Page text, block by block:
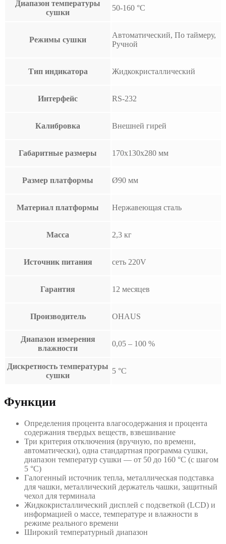
Диапазон температуры
сушки
50-160 °С
Режимы сушки
Автоматический, По таймеру,
Ручной
Тип индикатора Жидкокристаллический
Интерфейс RS-232
Калибровка Внешней гирей
Габаритные размеры 170х130х280 мм
Размер платформы Ø90 мм
Материал платформы Нержавеющая сталь
Масса 2,3 кг
Источник питания сеть 220V
Гарантия 12 месяцев
Производитель OHAUS
Диапазон измерения
влажности
0,05 – 100 %
Дискретность температуры
сушки
5 °С
Функции
Определения процента влагосодержания и процента
содержания твердых веществ, взвешивание
Три критерия отключения (вручную, по времени,
автоматически), одна стандартная программа сушки,
диапазон температур сушки — от 50 до 160 °C (с шагом
5 °C)
Галогенный источник тепла, металлическая подставка
для чашки, металлический держатель чашки, защитный
чехол для терминала
Жидкокристаллический дисплей с подсветкой (LCD) и
информацией о массе, температуре и влажности в
режиме реального времени
Широкий температурный диапазон